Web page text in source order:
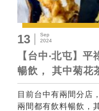
13
Sep
2024
【台中‧北屯】
暢飲， 其中菊花
目前台中有兩間分店
兩間都有飲料暢飲，